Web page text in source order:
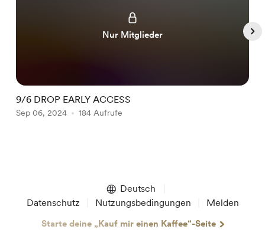
Nur Mitglieder
9/6 DROP EARLY ACCESS
Sep 06, 2024 184 Aufrufe
Deutsch
Datenschutz
Nutzungsbedingungen Melden
Starte deine „Kauf mir einen Kaffee“-Seite